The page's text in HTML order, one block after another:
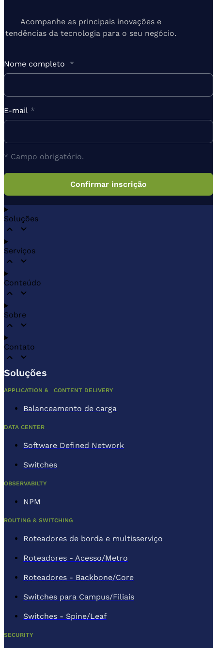
Acompanhe as principais inovações e
tendências da tecnologia para o seu negócio.
Nome completo *
E-mail *
* Campo obrigatório.
Soluções
Serviços
Conteúdo
Sobre
Contato
Soluções
APPLICATION & CONTENT DELIVERY
Balanceamento de carga
DATA CENTER
Software Defined Network
Switches
OBSERVABILTY
NPM
ROUTING & SWITCHING
Roteadores de borda e multisserviço
Roteadores - Acesso/Metro
Roteadores - Backbone/Core
Switches para Campus/Filiais
Switches - Spine/Leaf
SECURITY